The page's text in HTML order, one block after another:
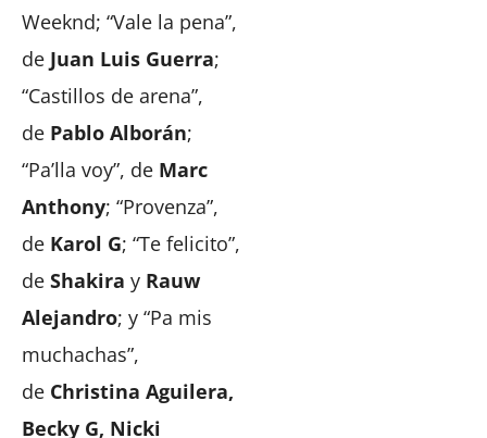
Weeknd; “Vale la pena”,
de Juan Luis Guerra;
“Castillos de arena”,
de Pablo Alborán;
“Pa’lla voy”, de Marc
Anthony; “Provenza”,
de Karol G; “Te felicito”,
de Shakira y Rauw
Alejandro; y “Pa mis
muchachas”,
de Christina Aguilera,
Becky G, Nicki